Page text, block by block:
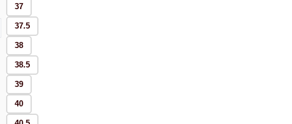
37
37.5
38
38.5
39
40